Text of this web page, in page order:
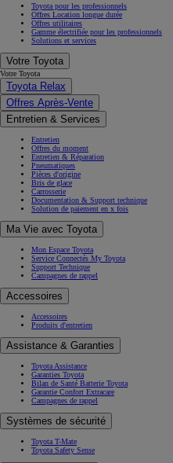
Toyota pour les professionnels
Offres Location longue durée
Offres utilitaires
Gamme électrifiée pour les professionnels
Solutions et services
Votre Toyota
Votre Toyota
Toyota Relax
Offres Après-Vente
Entretien & Services
Entretien
Offres du moment
Entretien & Réparation
Pneumatiques
Pièces d'origine
Bris de glace
Carrosserie
Documentation & Support technique
Solution de paiement en x fois
Ma Vie avec Toyota
Mon Espace Toyota
Service Connectés My Toyota
Support Technique
Campagnes de rappel
Accessoires
Accessoires
Produits d'entretien
Assistance & Garanties
Toyota Assistance
Garanties Toyota
Bilan de Santé Batterie Toyota
Garantie Confort Extracare
Campagnes de rappel
Systèmes de sécurité
Toyota T-Mate
Toyota Safety Sense